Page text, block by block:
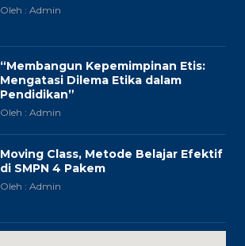
Oleh : Admin
“Membangun Kepemimpinan Etis:
Mengatasi Dilema Etika dalam
Pendidikan”
Oleh : Admin
Moving Class, Metode Belajar Efektif
di SMPN 4 Pakem
Oleh : Admin